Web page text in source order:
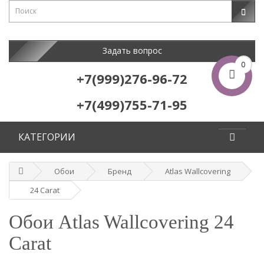
0
Задать вопрос
+7(999)276-96-72
+7(499)755-71-95
КАТЕГОРИИ
Обои Бренд
Atlas Wallcovering
24 Carat
Обои Atlas Wallcovering 24
Carat